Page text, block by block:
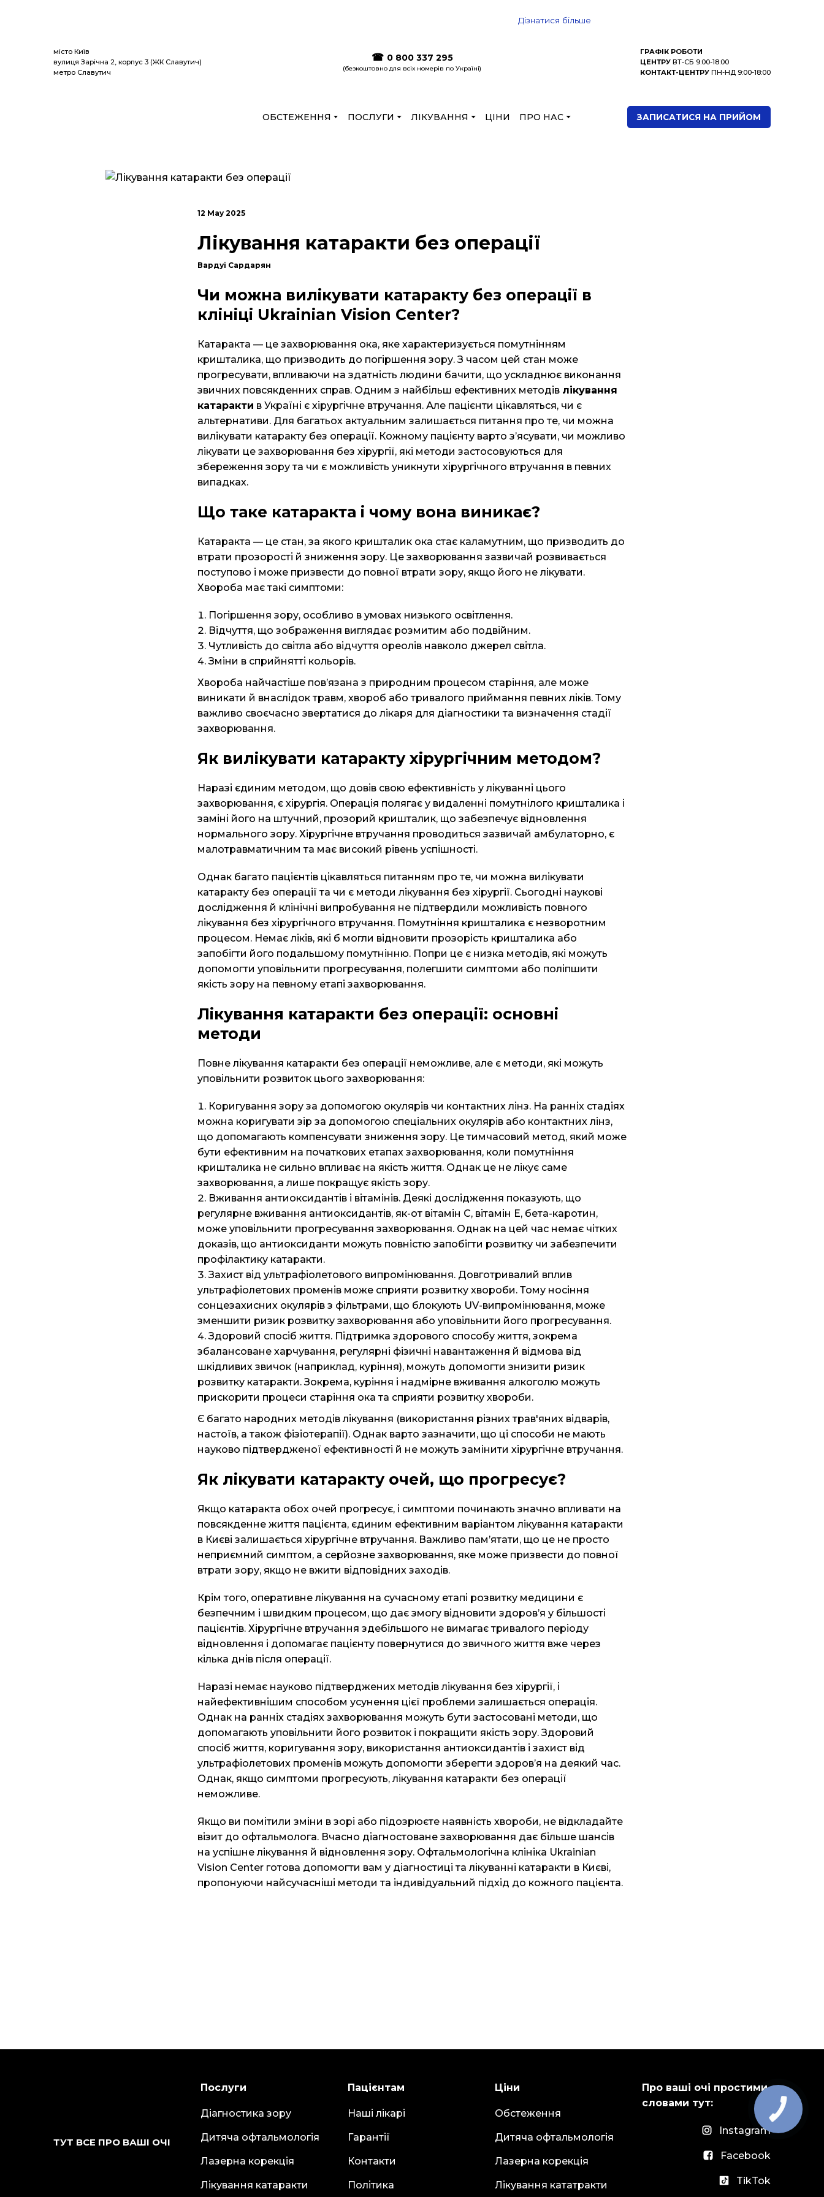
Дізнатися більше
місто Київ
вулиця Зарічна 2, корпус 3 (ЖК Славутич)
метро Славутич
☎ 0 800 337 295
(безкоштовно для всіх номерів по Україні)
ГРАФІК РОБОТИ
ЦЕНТРУ ВТ-СБ 9:00-18:00
КОНТАКТ-ЦЕНТРУ ПН-НД 9:00-18:00
ОБСТЕЖЕННЯ ПОСЛУГИ ЛІКУВАННЯ ЦІНИ ПРО НАС ЗАПИСАТИСЯ НА ПРИЙОМ
12 May 2025
Лікування катаракти без операції
Вардуі Сардарян
Чи можна вилікувати катаракту без операції в
клініці Ukrainian Vision Center?
Катаракта — це захворювання ока, яке характеризується помутнінням
кришталика, що призводить до погіршення зору. З часом цей стан може
прогресувати, впливаючи на здатність людини бачити, що ускладнює виконання
звичних повсякденних справ. Одним з найбільш ефективних методів лікування
катаракти в Україні є хірургічне втручання. Але пацієнти цікавляться, чи є
альтернативи. Для багатьох актуальним залишається питання про те, чи можна
вилікувати катаракту без операції. Кожному пацієнту варто з’ясувати, чи можливо
лікувати це захворювання без хірургії, які методи застосовуються для
збереження зору та чи є можливість уникнути хірургічного втручання в певних
випадках.
Що таке катаракта і чому вона виникає?
Катаракта — це стан, за якого кришталик ока стає каламутним, що призводить до
втрати прозорості й зниження зору. Це захворювання зазвичай розвивається
поступово і може призвести до повної втрати зору, якщо його не лікувати.
Хвороба має такі симптоми:
Погіршення зору, особливо в умовах низького освітлення.
Відчуття, що зображення виглядає розмитим або подвійним.
Чутливість до світла або відчуття ореолів навколо джерел світла.
Зміни в сприйнятті кольорів.
Хвороба найчастіше пов’язана з природним процесом старіння, але може
виникати й внаслідок травм, хвороб або тривалого приймання певних ліків. Тому
важливо своєчасно звертатися до лікаря для діагностики та визначення стадії
захворювання.
Як вилікувати катаракту хірургічним методом?
Наразі єдиним методом, що довів свою ефективність у лікуванні цього
захворювання, є хірургія. Операція полягає у видаленні помутнілого кришталика і
заміні його на штучний, прозорий кришталик, що забезпечує відновлення
нормального зору. Хірургічне втручання проводиться зазвичай амбулаторно, є
малотравматичним та має високий рівень успішності.
Однак багато пацієнтів цікавляться питанням про те, чи можна вилікувати
катаракту без операції та чи є методи лікування без хірургії. Сьогодні наукові
дослідження й клінічні випробування не підтвердили можливість повного
лікування без хірургічного втручання. Помутніння кришталика є незворотним
процесом. Немає ліків, які б могли відновити прозорість кришталика або
запобігти його подальшому помутнінню. Попри це є низка методів, які можуть
допомогти уповільнити прогресування, полегшити симптоми або поліпшити
якість зору на певному етапі захворювання.
Лікування катаракти без операції: основні
методи
Повне лікування катаракти без операції неможливе, але є методи, які можуть
уповільнити розвиток цього захворювання:
Коригування зору за допомогою окулярів чи контактних лінз. На ранніх стадіях
можна коригувати зір за допомогою спеціальних окулярів або контактних лінз,
що допомагають компенсувати зниження зору. Це тимчасовий метод, який може
бути ефективним на початкових етапах захворювання, коли помутніння
кришталика не сильно впливає на якість життя. Однак це не лікує саме
захворювання, а лише покращує якість зору.
Вживання антиоксидантів і вітамінів. Деякі дослідження показують, що
регулярне вживання антиоксидантів, як-от вітамін C, вітамін E, бета-каротин,
може уповільнити прогресування захворювання. Однак на цей час немає чітких
доказів, що антиоксиданти можуть повністю запобігти розвитку чи забезпечити
профілактику катаракти.
Захист від ультрафіолетового випромінювання. Довготривалий вплив
ультрафіолетових променів може сприяти розвитку хвороби. Тому носіння
сонцезахисних окулярів з фільтрами, що блокують UV-випромінювання, може
зменшити ризик розвитку захворювання або уповільнити його прогресування.
Здоровий спосіб життя. Підтримка здорового способу життя, зокрема
збалансоване харчування, регулярні фізичні навантаження й відмова від
шкідливих звичок (наприклад, куріння), можуть допомогти знизити ризик
розвитку катаракти. Зокрема, куріння і надмірне вживання алкоголю можуть
прискорити процеси старіння ока та сприяти розвитку хвороби.
Є багато народних методів лікування (використання різних трав'яних відварів,
настоїв, а також фізіотерапії). Однак варто зазначити, що ці способи не мають
науково підтвердженої ефективності й не можуть замінити хірургічне втручання.
Як лікувати катаракту очей, що прогресує?
Якщо катаракта обох очей прогресує, і симптоми починають значно впливати на
повсякденне життя пацієнта, єдиним ефективним варіантом лікування катаракти
в Києві залишається хірургічне втручання. Важливо пам’ятати, що це не просто
неприємний симптом, а серйозне захворювання, яке може призвести до повної
втрати зору, якщо не вжити відповідних заходів.
Крім того, оперативне лікування на сучасному етапі розвитку медицини є
безпечним і швидким процесом, що дає змогу відновити здоров’я у більшості
пацієнтів. Хірургічне втручання здебільшого не вимагає тривалого періоду
відновлення і допомагає пацієнту повернутися до звичного життя вже через
кілька днів після операції.
Наразі немає науково підтверджених методів лікування без хірургії, і
найефективнішим способом усунення цієї проблеми залишається операція.
Однак на ранніх стадіях захворювання можуть бути застосовані методи, що
допомагають уповільнити його розвиток і покращити якість зору. Здоровий
спосіб життя, коригування зору, використання антиоксидантів і захист від
ультрафіолетових променів можуть допомогти зберегти здоров’я на деякий час.
Однак, якщо симптоми прогресують, лікування катаракти без операції
неможливе.
Якщо ви помітили зміни в зорі або підозрюєте наявність хвороби, не відкладайте
візит до офтальмолога. Вчасно діагностоване захворювання дає більше шансів
на успішне лікування й відновлення зору. Офтальмологічна клініка Ukrainian
Vision Center готова допомогти вам у діагностиці та лікуванні катаракти в Києві,
пропонуючи найсучасніші методи та індивідуальний підхід до кожного пацієнта.
ТУТ ВСЕ ПРО ВАШІ ОЧІ
Послуги
Діагностика зору
Дитяча офтальмологія
Лазерна корекція
Лікування катаракти
Пацієнтам
Наші лікарі
Гарантії
Контакти
Політика
Ціни
Обстеження
Дитяча офтальмологія
Лазерна корекція
Лікування кататракти
Про ваші очі простими
словами тут:
Instagram
Facebook
TikTok